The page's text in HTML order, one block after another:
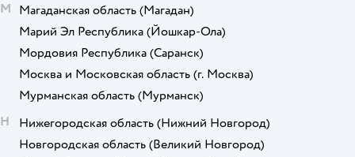
М Магаданская область (Магадан)
Марий Эл Республика (Йошкар-Ола)
Мордовия Республика (Саранск)
Москва и Московская область (г. Москва)
Мурманская область (Мурманск)
Н
Нижегородская область (Нижний Новгород)
Новгородская область (Великий Новгород)